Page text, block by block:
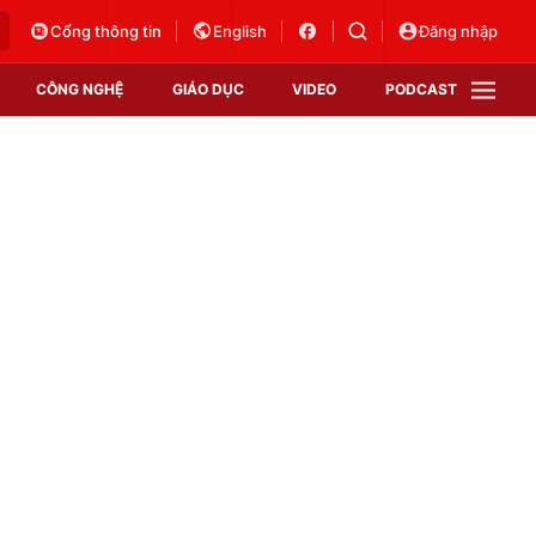
Cổng thông tin English Đăng nhập
CÔNG NGHỆ GIÁO DỤC VIDEO PODCAST